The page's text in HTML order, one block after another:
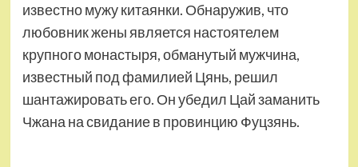
известно мужу китаянки. Обнаружив, что
любовник жены является настоятелем
крупного монастыря, обманутый мужчина,
известный под фамилией Цянь, решил
шантажировать его. Он убедил Цай заманить
Чжана на свидание в провинцию Фуцзянь.